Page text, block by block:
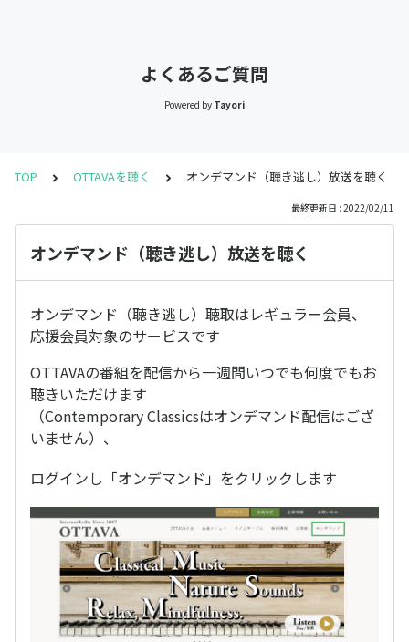
よくあるご質問
Powered by Tayori
TOP OTTAVAを聴く オンデマンド（聴き逃し）放送を聴く
最終更新日 : 2022/02/11
オンデマンド（聴き逃し）放送を聴く
オンデマンド（聴き逃し）聴取はレギュラー会員、
応援会員対象のサービスです
OTTAVAの番組を配信から一週間いつでも何度でもお
聴きいただけます
（Contemporary Classicsはオンデマンド配信はござ
いません）、
ログインし「オンデマンド」をクリックします